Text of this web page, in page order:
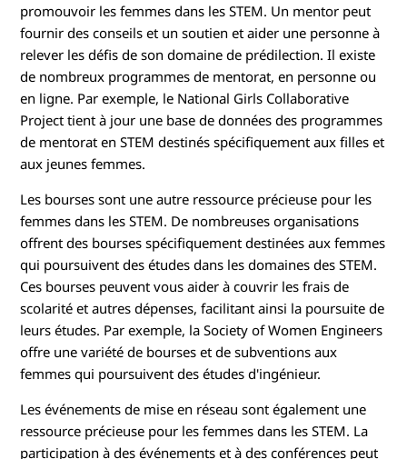
promouvoir les femmes dans les STEM. Un mentor peut
fournir des conseils et un soutien et aider une personne à
relever les défis de son domaine de prédilection. Il existe
de nombreux programmes de mentorat, en personne ou
en ligne. Par exemple, le National Girls Collaborative
Project tient à jour une base de données des programmes
de mentorat en STEM destinés spécifiquement aux filles et
aux jeunes femmes.
Les bourses sont une autre ressource précieuse pour les
femmes dans les STEM. De nombreuses organisations
offrent des bourses spécifiquement destinées aux femmes
qui poursuivent des études dans les domaines des STEM.
Ces bourses peuvent vous aider à couvrir les frais de
scolarité et autres dépenses, facilitant ainsi la poursuite de
leurs études. Par exemple, la Society of Women Engineers
offre une variété de bourses et de subventions aux
femmes qui poursuivent des études d'ingénieur.
Les événements de mise en réseau sont également une
ressource précieuse pour les femmes dans les STEM. La
participation à des événements et à des conférences peut